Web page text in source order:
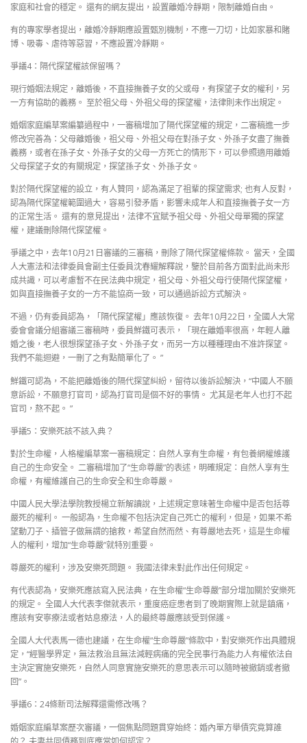
家庭和社會的穩定。 還有的網友提出，設置離婚冷靜期，限制離婚自由。
有的專家學者提出，離婚冷靜期應設置甄別機制，不應一刀切，比如家暴和賭
博、吸毒、虐待等惡習，不應設置冷靜期。
爭議4：隔代探望權該保留嗎？
現行婚姻法規定，離婚後，不直接撫養子女的父或母，有探望子女的權利，另
一方有協助的義務。 至於祖父母、外祖父母的探望權，法律則未作出規定。
婚姻家庭編草案編纂過程中，一審稿增加了隔代探望權的規定，二審稿進一步
修改完善為：父母離婚後，祖父母、外祖父母在對孫子女、外孫子女盡了撫養
義務，或者在孫子女、外孫子女的父母一方死亡的情形下，可以參照適用離婚
父母探望子女的有關規定，探望孫子女、外孫子女。
對於隔代探望權的設立，有人贊同，認為滿足了祖輩的探望需求; 也有人反對，
認為隔代探望權範圍過大，容易引發矛盾，影響未成年人和直接撫養子女一方
的正常生活。 還有的意見提出，法律不宜賦予祖父母、外祖父母單獨的探望
權，建議刪除隔代探望權。
爭議之中，去年10月21日審議的三審稿，刪除了隔代探望權條款。 當天，全國
人大憲法和法律委員會副主任委員沈春耀解釋說，鑒於目前各方面對此尚未形
成共識，可以考慮暫不在民法典中規定，祖父母、外祖父母行使隔代探望權，
如與直接撫養子女的一方不能協商一致，可以通過訴訟方式解決。
不過，仍有委員認為，「隔代探望權」應該恢復。 去年10月22日，全國人大常
委會會議分組審議三審稿時，委員鮮鐵可表示，「現在離婚率很高，年輕人離
婚之後，老人很想探望孫子女、外孫子女，而另一方以種種理由不准許探望。
我們不能迴避，一刪了之有點簡單化了。 ”
鮮鐵可認為，不能把離婚後的隔代探望糾紛，留待以後訴訟解決，“中國人不願
意訴訟，不願意打官司，認為打官司是個不好的事情。 尤其是老年人也打不起
官司，熬不起。 ”
爭議5：安樂死該不該入典？
對於生命權，人格權編草案一審稿規定：自然人享有生命權，有包養網權維護
自己的生命安全。 二審稿增加了“生命尊嚴”的表述，明確規定：自然人享有生
命權，有權維護自己的生命安全和生命尊嚴。
中國人民大學法學院教授楊立新解讀說，上述規定意味著生命權中是否包括尊
嚴死的權利。 一般認為，生命權不包括決定自己死亡的權利，但是，如果不希
望動刀子、插管子做無謂的搶救，希望自然而然、有尊嚴地去死，這是生命權
人的權利，增加“生命尊嚴”就特別重要。
尊嚴死的權利，涉及安樂死問題。 我國法律未對此作出任何規定。
有代表認為，安樂死應該寫入民法典，在生命權“生命尊嚴”部分增加關於安樂死
的規定。 全國人大代表李傑就表示，重度癌症患者到了晚期實際上就是鎮痛，
應該有安寧療法或者姑息療法，人的最終尊嚴應該受到保護。
全國人大代表馬一德也建議，在生命權“生命尊嚴”條款中，對安樂死作出具體規
定，“經醫學界定，無法救治且無法減輕病痛的完全民事行為能力人有權依法自
主決定實施安樂死，自然人同意實施安樂死的意思表示可以隨時被撤銷或者撤
回”。
爭議6：24條新司法解釋還需修改嗎？
婚姻家庭編草案歷次審議，一個焦點問題貫穿始終：婚內單方舉債究竟算誰